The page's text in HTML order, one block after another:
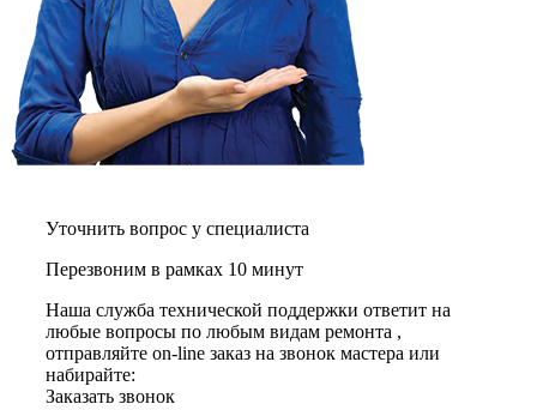
градирней
графических планшетов
граниторов
граверов
гребных тренажеров
грелок
грелок для ног
грелок для спины и шеи
грилей для кур
громкоговорителей
hd камер
hd-медиаплееров
hi-fi
хлебопечек
хлеборезок
Уточнить вопрос у специалиста
Перезвоним в рамках 10 минут
Наша служба технической поддержки ответит на
любые вопросы по любым видам ремонта ,
отправляйте on-line заказ на звонок мастера или
набирайте:
Заказать звонок